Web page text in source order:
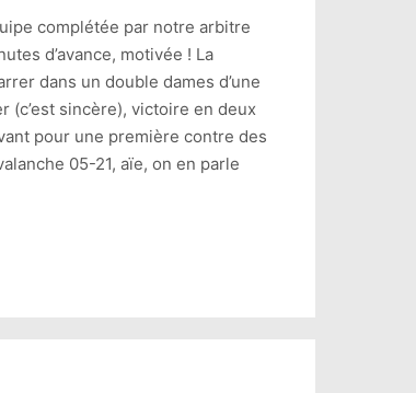
complétée par notre arbitre
d’avance, motivée ! La
dans un double dames d’une
(c’est sincère), victoire en deux
pour une première contre des
05-21, aïe, on en parle